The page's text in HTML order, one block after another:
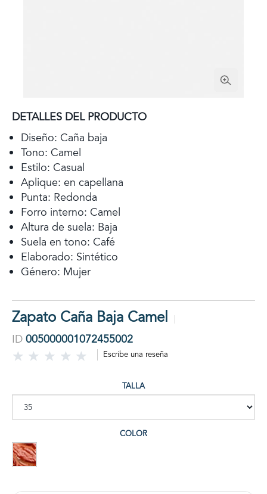
DETALLES DEL PRODUCTO
Diseño: Caña baja
Tono: Camel
Estilo: Casual
Aplique: en capellana
Punta: Redonda
Forro interno: Camel
Altura de suela: Baja
Suela en tono: Café
Elaborado: Sintético
Género: Mujer
Zapato Caña Baja Camel
ID 005000001072455002
Escribe una reseña
TALLA
COLOR